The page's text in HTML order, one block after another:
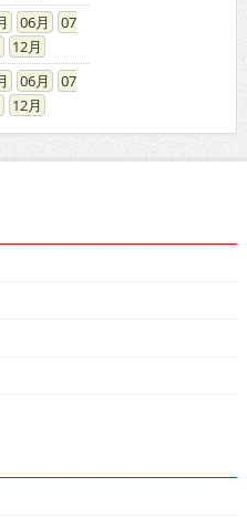
06
07
12
06
07
12